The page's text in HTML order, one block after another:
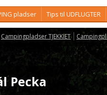
pladser Tips til UDFLUGTER
Campingpladser TJEKKIET
Pecka